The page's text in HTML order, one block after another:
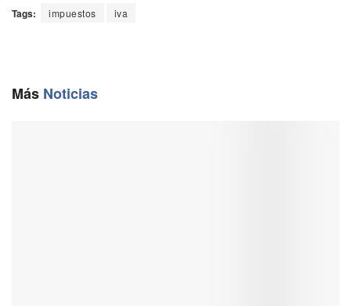
c
o
a
l
a
a
Tags: impuestos iva
Más Noticias